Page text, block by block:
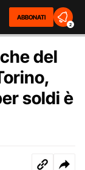
ABBONATI
2
del
soldi è